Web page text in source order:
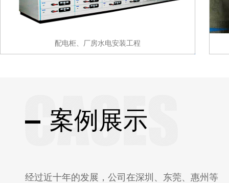
配电柜、厂房水电安装工程
案例展示
经过近十年的发展，公司在深圳、东莞、惠州等